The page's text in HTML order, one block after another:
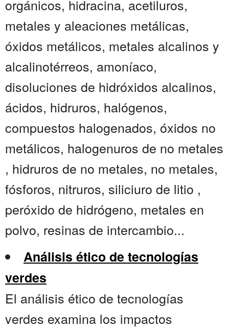
orgánicos, hidracina, acetiluros,
metales y aleaciones metálicas,
óxidos metálicos, metales alcalinos y
alcalinotérreos, amoníaco,
disoluciones de hidróxidos alcalinos,
ácidos, hidruros, halógenos,
compuestos halogenados, óxidos no
metálicos, halogenuros de no metales
, hidruros de no metales, no metales,
fósforos, nitruros, siliciuro de litio ,
peróxido de hidrógeno, metales en
polvo, resinas de intercambio...
Análisis ético de tecnologías
verdes
El análisis ético de tecnologías
verdes examina los impactos